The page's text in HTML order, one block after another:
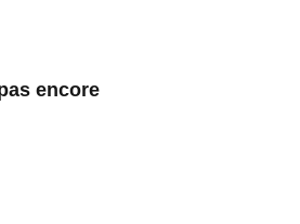
encore